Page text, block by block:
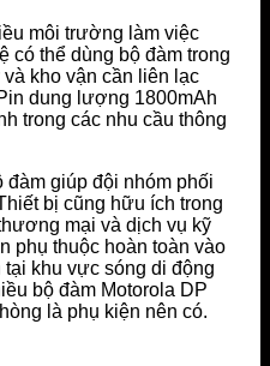
môi trường làm việc
có thể dùng bộ đàm trong
kho vận cần liên lạc
dung lượng 1800mAh
trong các nhu cầu thông
đàm giúp đội nhóm phối
bị cũng hữu ích trong
mại và dịch vụ kỹ
phụ thuộc hoàn toàn vào
khu vực sóng di động
bộ đàm Motorola DP
là phụ kiện nên có.